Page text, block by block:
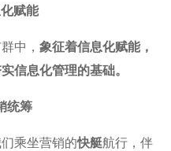
赋能
中， 象征着信息化赋能，
信息化管理的基础。
统筹
乘坐营销的快艇航行， 伴